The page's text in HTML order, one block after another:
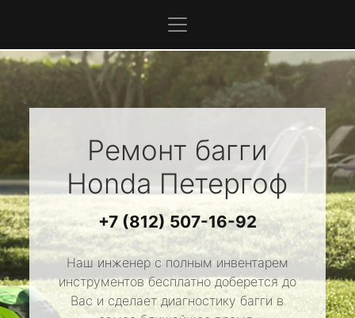
Ремонт багги
HondaПетергоф
+7 (812) 507-16-92
Наш инженер с полным инвентарем
инструментов бесплатно доберется до
Вас и сделает диагностику багги в